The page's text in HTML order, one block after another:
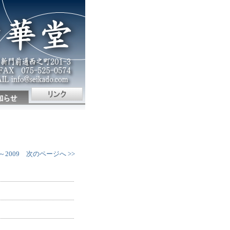
2009 次のページへ >>